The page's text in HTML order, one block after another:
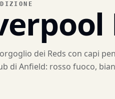
dei Reds con capi
di Anfield: rosso fuoco,